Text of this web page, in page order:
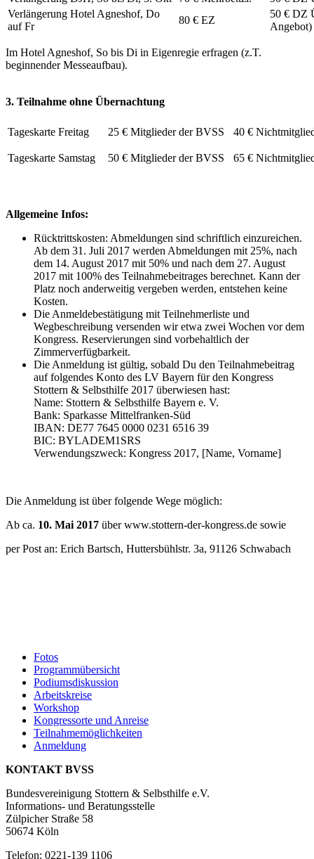
Verlängerung Hotel Agneshof, Do
auf Fr
80 € EZ
50 € DZ
Angebot)
Im Hotel Agneshof, So bis Di in Eigenregie erfragen (z.T.
beginnender Messeaufbau).
3. Teilnahme ohne Übernachtung
Tageskarte Freitag 25 € Mitglieder der BVSS 40 €
Tageskarte Samstag 50 € Mitglieder der BVSS 65 €
Allgemeine Infos:
Rücktrittskosten: Abmeldungen sind schriftlich einzureichen.
Ab dem 31. Juli 2017 werden Abmeldungen mit 25%, nach
dem 14. August 2017 mit 50% und nach dem 27. August
2017 mit 100% des Teilnahmebeitrages berechnet. Kann der
Platz noch anderweitig vergeben werden, entstehen keine
Kosten.
Die Anmeldebestätigung mit Teilnehmerliste und
Wegbeschreibung versenden wir etwa zwei Wochen vor dem
Kongress. Reservierungen sind vorbehaltlich der
Zimmerverfügbarkeit.
Die Anmeldung ist gültig, sobald Du den Teilnahmebeitrag
auf folgendes Konto des LV Bayern für den Kongress
Stottern & Selbsthilfe 2017 überwiesen hast:
Name: Stottern & Selbsthilfe Bayern e. V.
Bank: Sparkasse Mittelfranken-Süd
IBAN: DE77 7645 0000 0231 6516 39
BIC: BYLADEM1SRS
Verwendungszweck: Kongress 2017, [Name, Vorname]
Die Anmeldung ist über folgende Wege möglich:
Ab ca. 10. Mai 2017 über www.stottern-der-kongress.de sowie
per Post an: Erich Bartsch, Huttersbühlstr. 3a, 91126 Schwabach
Fotos
Programmübersicht
Podiumsdiskussion
Arbeitskreise
Workshop
Kongressorte und Anreise
Teilnahmemöglichkeiten
Anmeldung
KONTAKT BVSS
Bundesvereinigung Stottern & Selbsthilfe e.V.
Informations- und Beratungsstelle
Zülpicher Straße 58
50674 Köln
Telefon: 0221-139 1106